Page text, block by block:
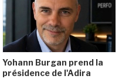
Yohann Burgan prend la
présidence de l'Adira